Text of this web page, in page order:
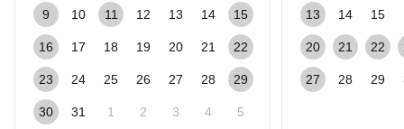
9 10 11 12 13 14 15
16 17 18 19 20 21 22
23 24 25 26 27 28 29
30 31 1 2 3 4 5
13 14 15
20 21 22
27 28 29